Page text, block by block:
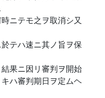
ニテモ之ヲ取消シ又
テハ速ニ其ノ旨ヲ保
果ニ因リ審判ヲ開始
ハ審判期日ヲ定ムヘ